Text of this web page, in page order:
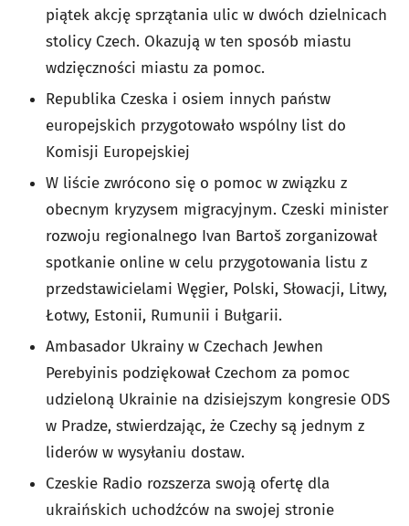
piątek akcję sprzątania ulic w dwóch dzielnicach
stolicy Czech. Okazują w ten sposób miastu
wdzięczności miastu za pomoc.
Republika Czeska i osiem innych państw
europejskich przygotowało wspólny list do
Komisji Europejskiej
W liście zwrócono się o pomoc w związku z
obecnym kryzysem migracyjnym. Czeski minister
rozwoju regionalnego Ivan Bartoš zorganizował
spotkanie online w celu przygotowania listu z
przedstawicielami Węgier, Polski, Słowacji, Litwy,
Łotwy, Estonii, Rumunii i Bułgarii.
Ambasador Ukrainy w Czechach Jewhen
Perebyinis podziękował Czechom za pomoc
udzieloną Ukrainie na dzisiejszym kongresie ODS
w Pradze, stwierdzając, że Czechy są jednym z
liderów w wysyłaniu dostaw.
Czeskie Radio rozszerza swoją ofertę dla
ukraińskich uchodźców na swojej stronie